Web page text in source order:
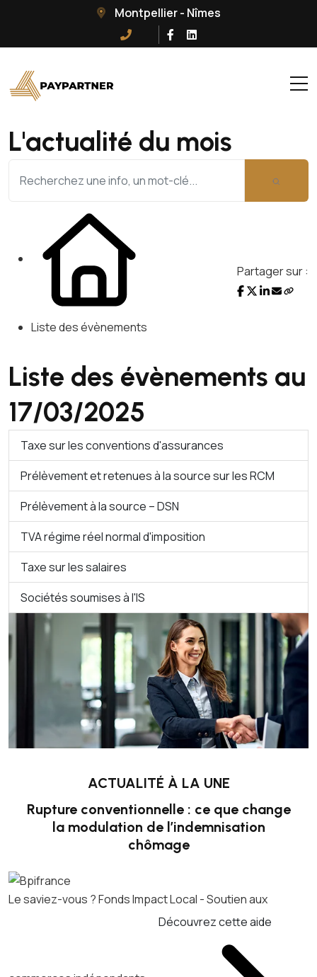
Montpellier - Nîmes
L'actualité du mois
Liste des évènements
Partager sur :
Liste des évènements au
17/03/2025
Taxe sur les conventions d'assurances
Prélèvement et retenues à la source sur les RCM
Prélèvement à la source – DSN
TVA régime réel normal d'imposition
Taxe sur les salaires
Sociétés soumises à l'IS
ACTUALITÉ À LA UNE
Rupture conventionnelle : ce que change
la modulation de l’indemnisation
chômage
Le saviez-vous ?Fonds Impact Local - Soutien aux
Découvrez cette aide